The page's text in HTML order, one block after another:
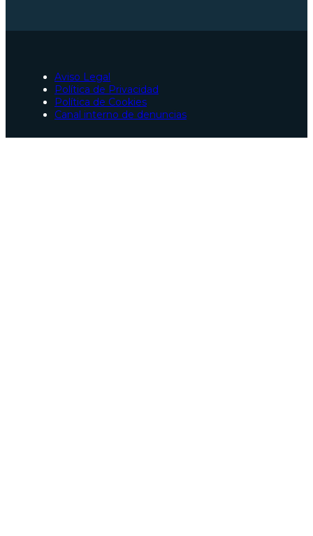
スペイン憲法
欧州連合ポータルサイト
サラゴサ弁護士会
パルマでのスペイン国籍取得手続きの弁護士
パルマの交通事故弁護士
パルマの緊急刑事弁護士
Aviso Legal
Política de Privacidad
Política de Cookies
Canal interno de denuncias